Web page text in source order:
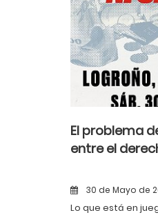
El problema
entre el
30 de Mayo de
Lo que está en